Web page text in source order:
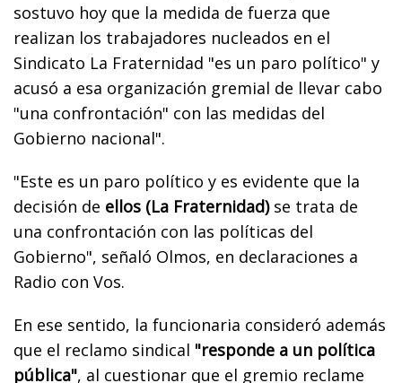
sostuvo hoy que la medida de fuerza que
realizan los trabajadores nucleados en el
Sindicato La Fraternidad "es un paro político" y
acusó a esa organización gremial de llevar cabo
"una confrontación" con las medidas del
Gobierno nacional".
"Este es un paro político y es evidente que la
decisión de ellos (La Fraternidad)se trata de
una confrontación con las políticas del
Gobierno", señaló Olmos, en declaraciones a
Radio con Vos.
En ese sentido, la funcionaria consideró además
que el reclamo sindical "responde a un política
pública", al cuestionar que el gremio reclame